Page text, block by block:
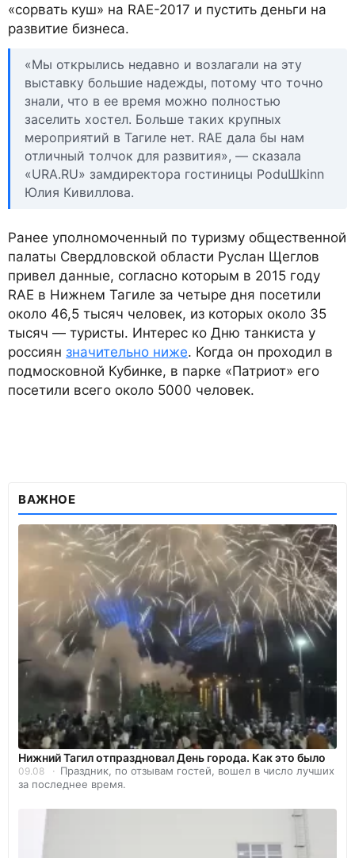
«сорвать куш» на RAE-2017 и пустить деньги на
развитие бизнеса.
«Мы открылись недавно и возлагали на эту
выставку большие надежды, потому что точно
знали, что в ее время можно полностью
заселить хостел. Больше таких крупных
мероприятий в Тагиле нет. RAE дала бы нам
отличный толчок для развития», — сказала
«URA.RU» замдиректора гостиницы PoduШkinn
Юлия Кивиллова.
Ранее уполномоченный по туризму общественной
палаты Свердловской области Руслан Щеглов
привел данные, согласно которым в 2015 году
RAE в Нижнем Тагиле за четыре дня посетили
около 46,5 тысяч человек, из которых около 35
тысяч — туристы. Интерес ко Дню танкиста у
россиян значительно ниже. Когда он проходил в
подмосковной Кубинке, в парке «Патриот» его
посетили всего около 5000 человек.
ВАЖНОЕ
Нижний Тагил отпраздновал День города. Как это было
09.08
Праздник, по отзывам гостей, вошел в число лучших
за последнее время.